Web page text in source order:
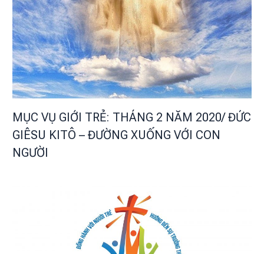
MỤC VỤ GIỚI TRẺ: THÁNG 2 NĂM 2020/ ĐỨC
GIÊSU KITÔ – ĐƯỜNG XUỐNG VỚI CON
NGƯỜI